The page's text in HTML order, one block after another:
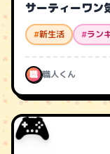
サーティーワン
#新生活 #ラン
職 職人くん
🎮